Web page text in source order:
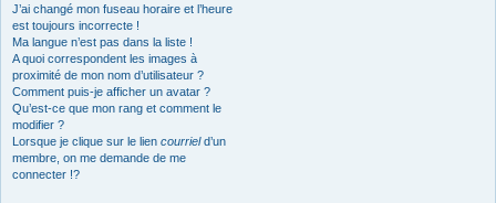
J’ai changé mon fuseau horaire et l’heure
est toujours incorrecte !
Ma langue n’est pas dans la liste !
A quoi correspondent les images à
proximité de mon nom d’utilisateur ?
Comment puis-je afficher un avatar ?
Qu’est-ce que mon rang et comment le
modifier ?
Lorsque je clique sur le lien courrield’un
membre, on me demande de me
connecter !?